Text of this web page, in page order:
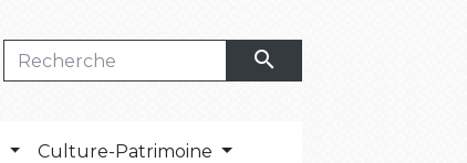
search
Culture-Patrimoine